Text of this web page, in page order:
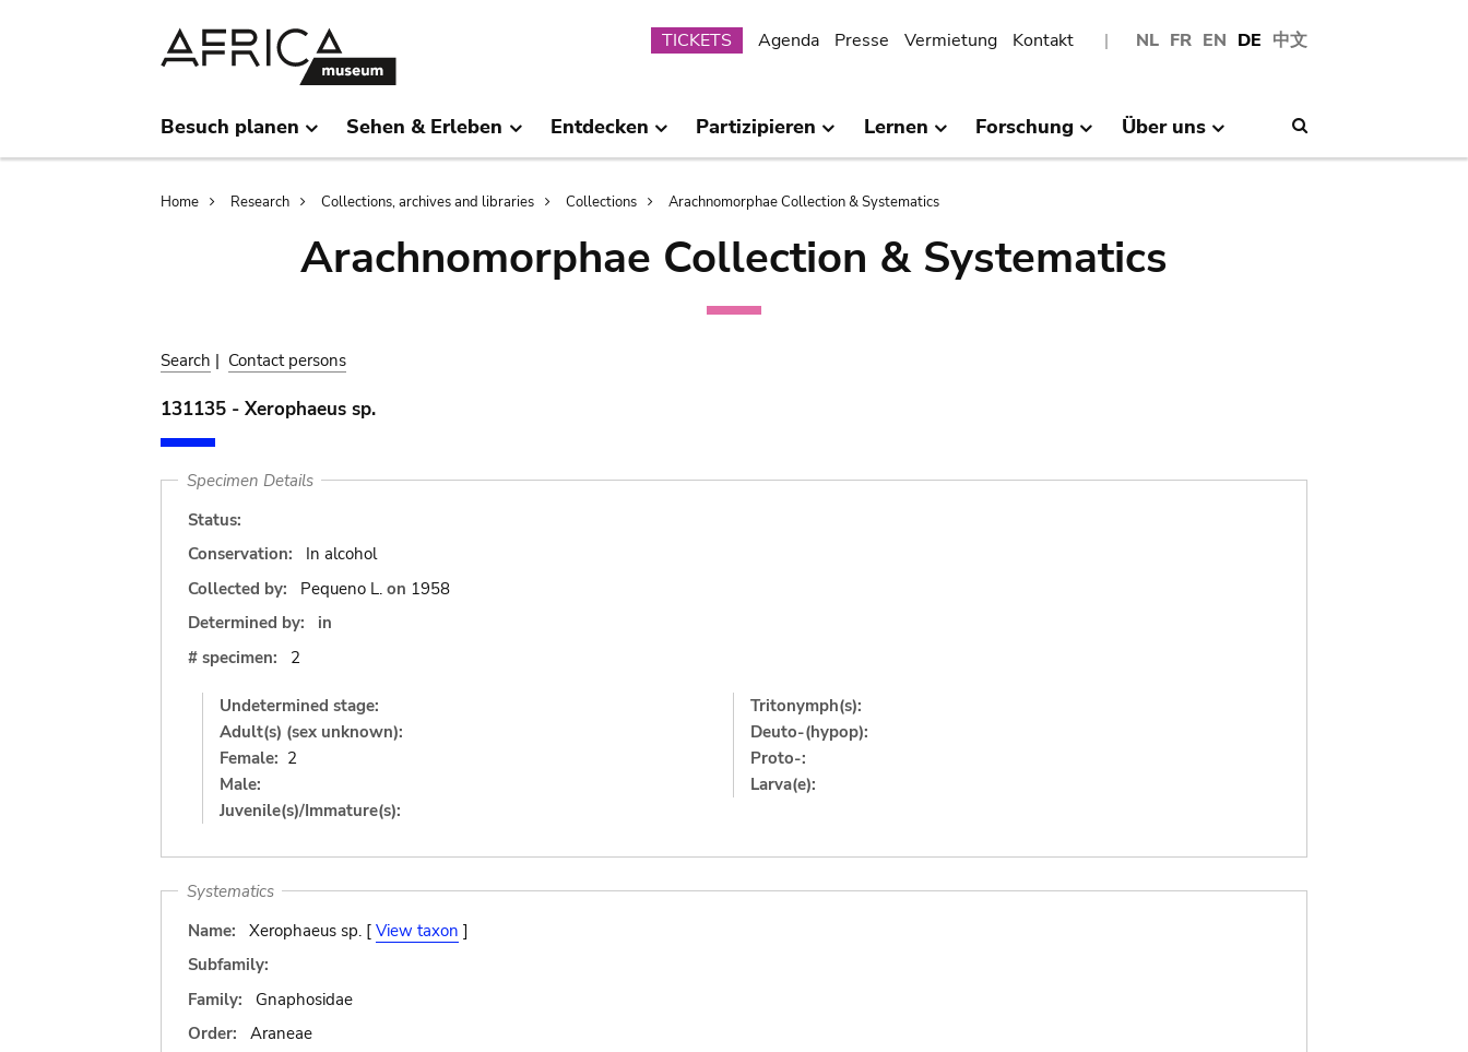
NL FR EN DE 中文
Submenu
TICKETS Agenda Presse Vermietung Kontakt
Besuch planen Sehen & Erleben Entdecken Partizipieren Lernen Forschung Über uns
Breadcrumb
Home Research Collections, archives and libraries Collections Arachnomorphae Collection & Systematics
Arachnomorphae Collection & Systematics
Search | Contact persons
131135 - Xerophaeus sp.
Specimen Details
Status:
Conservation:
In alcohol
Collected by:
Pequeno L. on 1958
Determined by:
in
# specimen:
2
Undetermined stage:
Adult(s) (sex unknown):
Female: 2
Male:
Juvenile(s)/Immature(s):
Tritonymph(s):
Deuto-(hypop):
Proto-:
Larva(e):
Systematics
Name:
Xerophaeus sp. [ View taxon ]
Subfamily:
Family:
Gnaphosidae
Order:
Araneae